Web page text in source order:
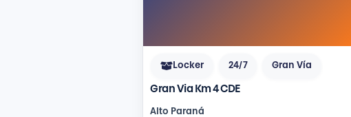
Locker 24/7 Gran Vía
Gran Via Km 4 CDE
Alto Paraná